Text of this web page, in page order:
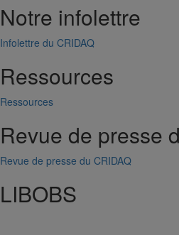
Notre infolettre
Infolettre du CRIDAQ
Ressources
Ressources
Revue de presse
Revue de presse du CRIDAQ
LIBOBS